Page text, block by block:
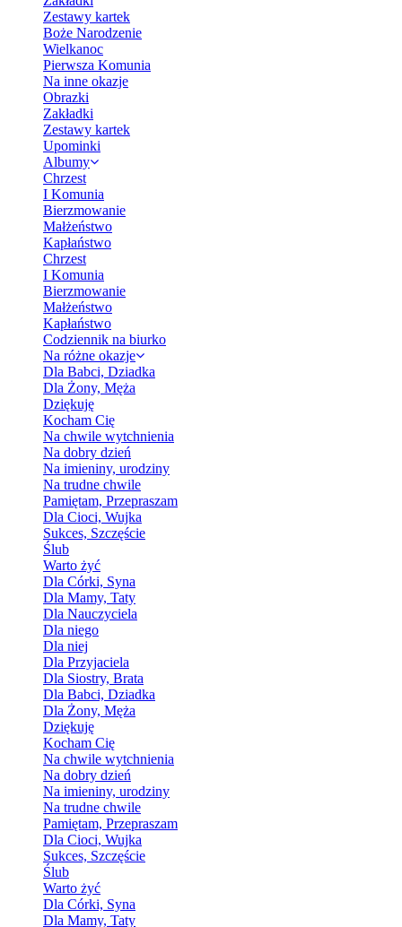
Zestawy kartek
Boże Narodzenie
Wielkanoc
Pierwsza Komunia
Na inne okazje
Obrazki
Zakładki
Zestawy kartek
Upominki
Albumy
Chrzest
I Komunia
Bierzmowanie
Małżeństwo
Kapłaństwo
Chrzest
I Komunia
Bierzmowanie
Małżeństwo
Kapłaństwo
Codziennik na biurko
Na różne okazje
Dla Babci, Dziadka
Dla Żony, Męża
Dziękuję
Kocham Cię
Na chwile wytchnienia
Na dobry dzień
Na imieniny, urodziny
Na trudne chwile
Pamiętam, Przepraszam
Dla Cioci, Wujka
Sukces, Szczęście
Ślub
Warto żyć
Dla Córki, Syna
Dla Mamy, Taty
Dla Nauczyciela
Dla niego
Dla niej
Dla Przyjaciela
Dla Siostry, Brata
Dla Babci, Dziadka
Dla Żony, Męża
Dziękuję
Kocham Cię
Na chwile wytchnienia
Na dobry dzień
Na imieniny, urodziny
Na trudne chwile
Pamiętam, Przepraszam
Dla Cioci, Wujka
Sukces, Szczęście
Ślub
Warto żyć
Dla Córki, Syna
Dla Mamy, Taty